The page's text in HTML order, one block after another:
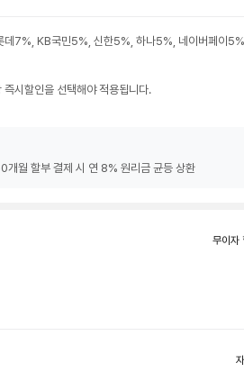
7%, KB국민5%, 신한5%, 하나5%, 네이버페이5%
시할인을 선택해야 적용됩니다.
월 할부 결제 시 연 8% 원리금 균등 상환
무이자